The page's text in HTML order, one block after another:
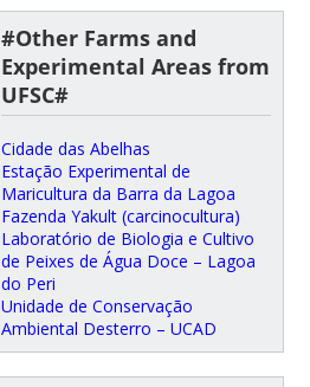
#Other Farms and
Experimental Areas from
UFSC#
Cidade das Abelhas
Estação Experimental de
Maricultura da Barra da Lagoa
Fazenda Yakult (carcinocultura)
Laboratório de Biologia e Cultivo
de Peixes de Água Doce – Lagoa
do Peri
Unidade de Conservação
Ambiental Desterro – UCAD